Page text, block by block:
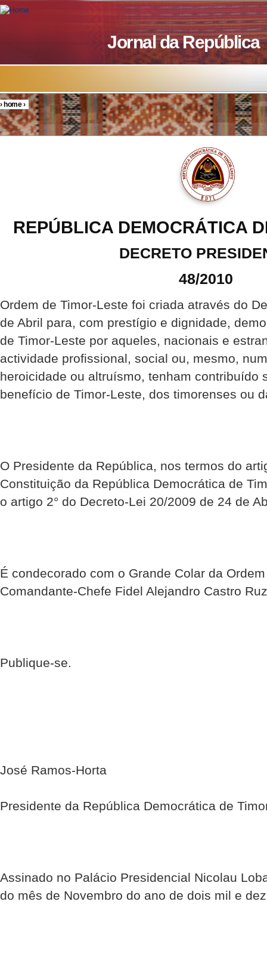
Skip to main content
Jornal da República
You are here
›home›
REPÚBLICA DEMOCRÁTICA
DECRETO
48/2010
Ordem de Timor-Leste foi criada através do
de Abril para, com prestígio e dignidade,
de Timor-Leste por aqueles, nacionais e
actividade profissional, social ou, mesmo,
heroicidade ou altruísmo, tenham contribuído
benefício de Timor-Leste, dos timorenses ou
O Presidente da República, nos termos do
Constituição da República Democrática de
o artigo 2° do Decreto-Lei 20/2009 de 24 de
É condecorado com o Grande Colar da
Comandante-Chefe Fidel Alejandro Castro
Publique-se.
José Ramos-Horta
Presidente da República Democrática de
Assinado no Palácio Presidencial Nicolau
do mês de Novembro do ano de dois mil e